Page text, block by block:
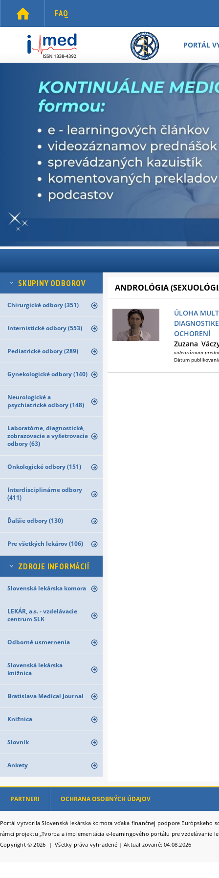
FAQ
PORTÁL
SKUPINY ODBOROV
Chirurgické odbory (351)
Internistické odbory (553)
Pediatrické odbory (289)
Gynekologické odbory (140)
Neurologické a
psychiatrické odbory (148)
Laboratórne, diagnostické,
zobrazovacie a vyšetrovacie
odbory (63)
Onkologické odbory (151)
Interdisciplinárne odbory
(411)
Ďalšie odbory (130)
Pre všetkých lekárov (106)
ZDROJE INFORMÁCIÍ
Slovenská lekárska komora
LEKÁR, a.s. - vzdelávacie
centrum SLK
Odborné usmernenia
Slovenská lekárska
knižnica
Bratislava Medical Journal
Knižnica
Slovník
Ankety
ANDROLÓGIA
ÚLOHA
OCHORENÍ
Zuzana
videozáznam
Dátum
PARTNERI OCHRANA OSOBNÝCH ÚDAJOV
Portál vytvorila Slovenská lekárska komora vďaka finančnej podpore Európskeho
rámci projektu „Tvorba a implementácia e-learningového portálu pre vzdelávanie
Copyright © 2026 | Všetky práva vyhradené | Aktualizované: 04.08.2026